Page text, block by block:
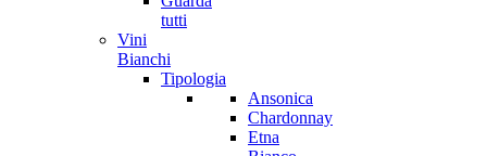
tutti
Vini
Bianchi
Tipologia
Ansonica
Chardonnay
Etna